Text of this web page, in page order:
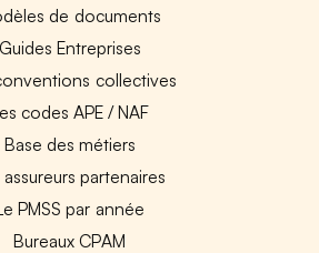
de documents
Guides Entreprises
collectives
codes APE / NAF
Base des métiers
assureurs partenaires
PMSS par année
Bureaux CPAM